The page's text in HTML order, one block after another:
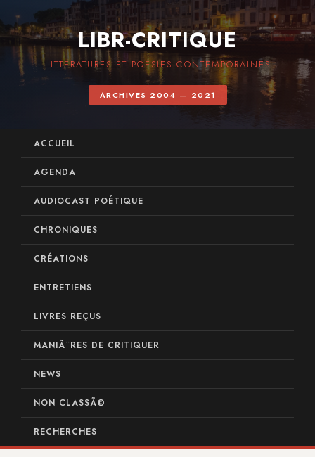
LIBR-CRITIQUE
LITTÉRATURES ET POÉSIES CONTEMPORAINES
ARCHIVES 2004 — 2021
ACCUEIL
AGENDA
AUDIOCAST POÉTIQUE
CHRONIQUES
CRÉATIONS
ENTRETIENS
LIVRES REÇUS
MANIÃ¨RES DE CRITIQUER
NEWS
NON CLASSÃ©
RECHERCHES